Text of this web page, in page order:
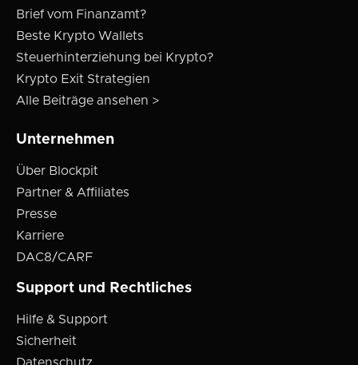
Brief vom Finanzamt?
Beste Krypto Wallets
Steuerhinterziehung bei Krypto?
Krypto Exit Strategien
Alle Beiträge ansehen >
Unternehmen
Über Blockpit
Partner & Affiliates
Presse
Karriere
DAC8/CARF
Support und Rechtliches
Hilfe & Support
Sicherheit